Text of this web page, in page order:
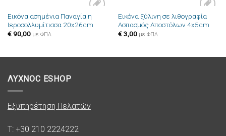
Πρόσθήκη
στην λίστα
Εικόνα ασημένια Παναγία η
Ιεροσολλυμίτισσα 20x26cm
€90,00 με ΦΠΑ
Πρόσθήκη
στην λίστα
Εικόνα ξύλινη σε λιθογραφία
Ασπασμός Αποστόλων 4x5cm
€3,00 με ΦΠΑ
ΛΥΧΝΟC ESHOP
Εξυπηρέτηση Πελατών
T: +30 210 2224222